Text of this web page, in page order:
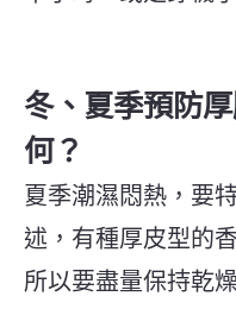
冬、夏季預防
何？
夏季潮濕悶熱，要
述，有種厚皮型的
所以要盡量保持乾